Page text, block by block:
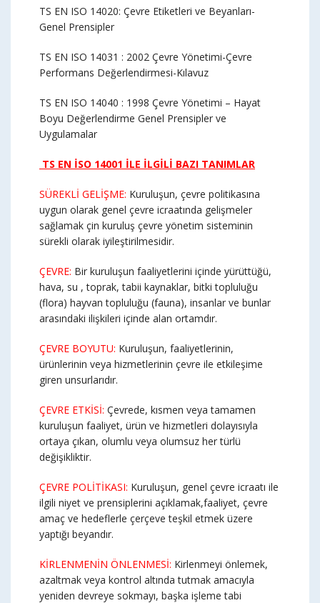
TS EN ISO 14020: Çevre Etiketleri ve Beyanları-
Genel Prensipler
TS EN ISO 14031 : 2002 Çevre Yönetimi-Çevre
Performans Değerlendirmesi-Kılavuz
TS EN ISO 14040 : 1998 Çevre Yönetimi – Hayat
Boyu Değerlendirme Genel Prensipler ve
Uygulamalar
TS EN İSO 14001 İLE İLGİLİ BAZI TANIMLAR
SÜREKLİ GELİŞME: Kuruluşun, çevre politikasına
uygun olarak genel çevre icraatında gelişmeler
sağlamak çin kuruluş çevre yönetim sisteminin
sürekli olarak iyileştirilmesidir.
ÇEVRE: Bir kuruluşun faaliyetlerini içinde yürüttüğü,
hava, su , toprak, tabii kaynaklar, bitki topluluğu
(flora) hayvan topluluğu (fauna), insanlar ve bunlar
arasındaki ilişkileri içinde alan ortamdır.
ÇEVRE BOYUTU: Kuruluşun, faaliyetlerinin,
ürünlerinin veya hizmetlerinin çevre ile etkileşime
giren unsurlarıdır.
ÇEVRE ETKİSİ: Çevrede, kısmen veya tamamen
kuruluşun faaliyet, ürün ve hizmetleri dolayısıyla
ortaya çıkan, olumlu veya olumsuz her türlü
değişikliktir.
ÇEVRE POLİTİKASI: Kuruluşun, genel çevre icraatı ile
ilgili niyet ve prensiplerini açıklamak,faaliyet, çevre
amaç ve hedeflerle çerçeve teşkil etmek üzere
yaptığı beyandır.
KİRLENMENİN ÖNLENMESİ: Kirlenmeyi önlemek,
azaltmak veya kontrol altında tutmak amacıyla
yeniden devreye sokmayı, başka işleme tabi